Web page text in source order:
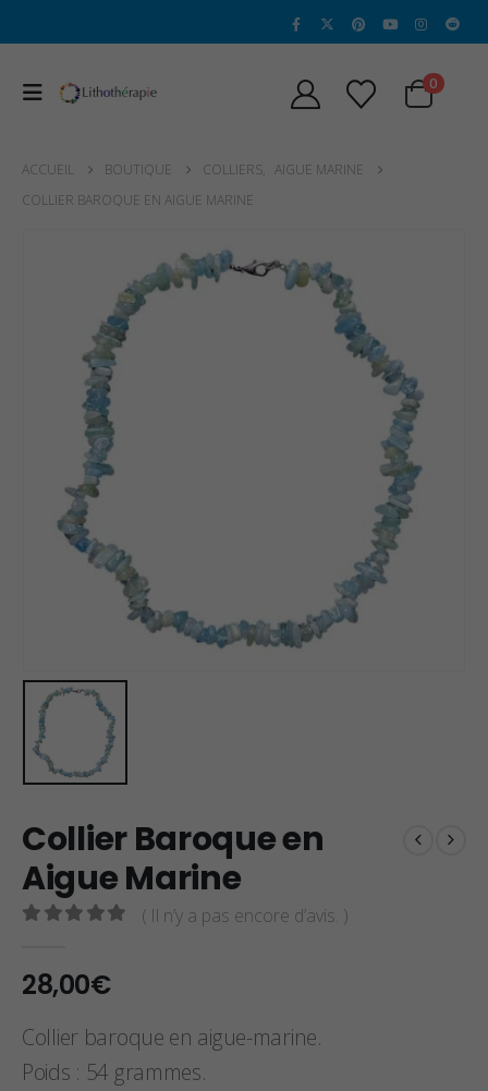
0
ACCUEIL BOUTIQUE COLLIERS, AIGUE MARINE
COLLIER BAROQUE EN AIGUE MARINE
Collier Baroque en
Aigue Marine
( Il n’y a pas encore d’avis. )
28,00€
Collier baroque en aigue-marine.
Poids : 54 grammes.